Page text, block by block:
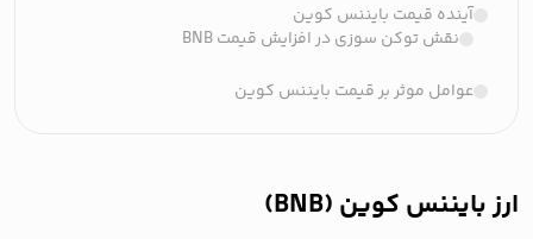
آینده قیمت بایننس کوین
نقش توکن‌ سوزی در افزایش قیمت BNB
عوامل موثر بر قیمت بایننس کوین
ارز بایننس کوین (BNB)